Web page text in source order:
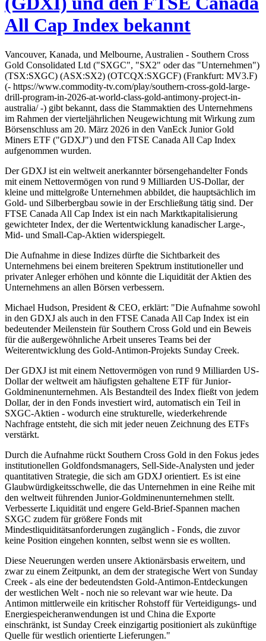
All Cap Index bekannt
Vancouver, Kanada, und Melbourne, Australien - Southern Cross
Gold Consolidated Ltd ("SXGC", "SX2" oder das "Unternehmen")
(TSX:SXGC) (ASX:SX2) (OTCQX:SXGCF) (Frankfurt: MV3.F)
(- https://www.commodity-tv.com/play/southern-cross-gold-large-
drill-program-in-2026-at-world-class-gold-antimony-project-in-
australia/ -) gibt bekannt, dass die Stammaktien des Unternehmens
im Rahmen der vierteljährlichen Neugewichtung mit Wirkung zum
Börsenschluss am 20. März 2026 in den VanEck Junior Gold
Miners ETF ("GDXJ") und den FTSE Canada All Cap Index
aufgenommen wurden.
Der GDXJ ist ein weltweit anerkannter börsengehandelter Fonds
mit einem Nettovermögen von rund 9 Milliarden US-Dollar, der
kleine und mittelgroße Unternehmen abbildet, die hauptsächlich im
Gold- und Silberbergbau sowie in der Erschließung tätig sind. Der
FTSE Canada All Cap Index ist ein nach Marktkapitalisierung
gewichteter Index, der die Wertentwicklung kanadischer Large-,
Mid- und Small-Cap-Aktien widerspiegelt.
Die Aufnahme in diese Indizes dürfte die Sichtbarkeit des
Unternehmens bei einem breiteren Spektrum institutioneller und
privater Anleger erhöhen und könnte die Liquidität der Aktien des
Unternehmens an allen Börsen verbessern.
Michael Hudson, President & CEO, erklärt: "Die Aufnahme sowohl
in den GDXJ als auch in den FTSE Canada All Cap Index ist ein
bedeutender Meilenstein für Southern Cross Gold und ein Beweis
für die außergewöhnliche Arbeit unseres Teams bei der
Weiterentwicklung des Gold-Antimon-Projekts Sunday Creek.
Der GDXJ ist mit einem Nettovermögen von rund 9 Milliarden US-
Dollar der weltweit am häufigsten gehaltene ETF für Junior-
Goldminenunternehmen. Als Bestandteil des Index fließt von jedem
Dollar, der in den Fonds investiert wird, automatisch ein Teil in
SXGC-Aktien - wodurch eine strukturelle, wiederkehrende
Nachfrage entsteht, die sich mit jeder neuen Zeichnung des ETFs
verstärkt.
Durch die Aufnahme rückt Southern Cross Gold in den Fokus jedes
institutionellen Goldfondsmanagers, Sell-Side-Analysten und jeder
quantitativen Strategie, die sich am GDXJ orientiert. Es ist eine
Glaubwürdigkeitsschwelle, die das Unternehmen in eine Reihe mit
den weltweit führenden Junior-Goldminenunternehmen stellt.
Verbesserte Liquidität und engere Geld-Brief-Spannen machen
SXGC zudem für größere Fonds mit
Mindestliquiditätsanforderungen zugänglich - Fonds, die zuvor
keine Position eingehen konnten, selbst wenn sie es wollten.
Diese Neuerungen werden unsere Aktionärsbasis erweitern, und
zwar zu einem Zeitpunkt, an dem der strategische Wert von Sunday
Creek - als eine der bedeutendsten Gold-Antimon-Entdeckungen
der westlichen Welt - noch nie so relevant war wie heute. Da
Antimon mittlerweile ein kritischer Rohstoff für Verteidigungs- und
Energiespeicheranwendungen ist und China die Exporte
einschränkt, ist Sunday Creek einzigartig positioniert als zukünftige
Quelle für westlich orientierte Lieferungen."